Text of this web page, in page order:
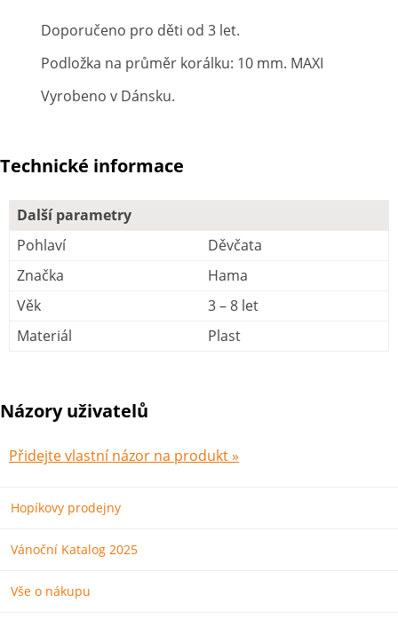
Doporučeno pro děti od 3 let.
Podložka na průměr korálku: 10 mm. MAXI
Vyrobeno v Dánsku.
Technické informace
Další parametry
Pohlaví
Děvčata
Značka
Hama
Věk
3 – 8 let
Materiál
Plast
Názory uživatelů
Přidejte vlastní názor na produkt »
Hopíkovy prodejny
Vánoční Katalog 2025
Vše o nákupu